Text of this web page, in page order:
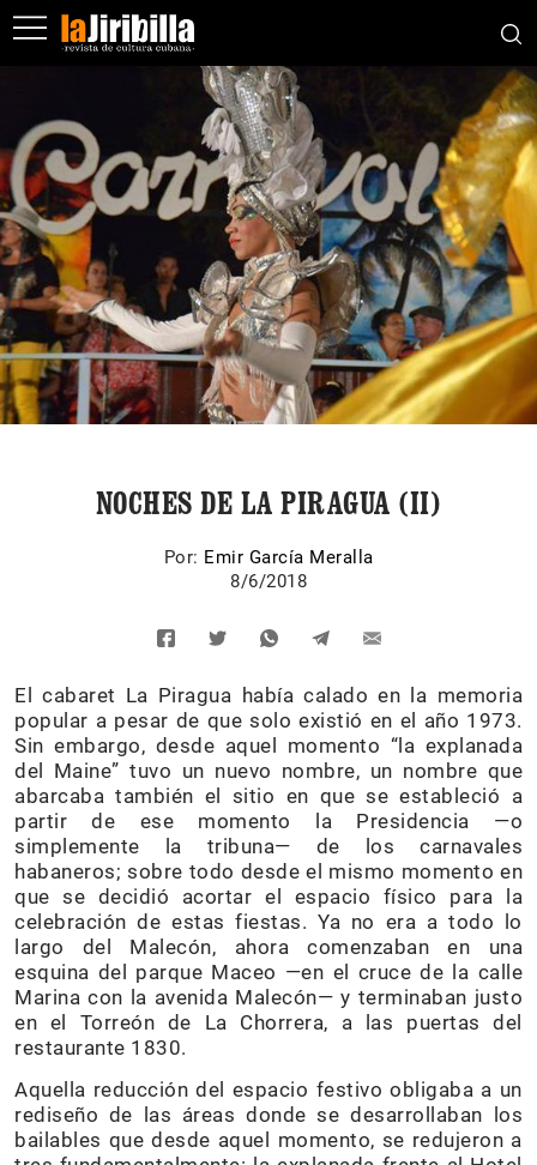
NOCHES DE LA PIRAGUA (II)
Por: Emir García Meralla
8/6/2018
El cabaret La Piragua había calado en la memoria
popular a pesar de que solo existió en el año 1973.
Sin embargo, desde aquel momento “la explanada
del Maine” tuvo un nuevo nombre, un nombre que
abarcaba también el sitio en que se estableció a
partir de ese momento la Presidencia —o
simplemente la tribuna— de los carnavales
habaneros; sobre todo desde el mismo momento en
que se decidió acortar el espacio físico para la
celebración de estas fiestas. Ya no era a todo lo
largo del Malecón, ahora comenzaban en una
esquina del parque Maceo —en el cruce de la calle
Marina con la avenida Malecón— y terminaban justo
en el Torreón de La Chorrera, a las puertas del
restaurante 1830.
Aquella reducción del espacio festivo obligaba a un
rediseño de las áreas donde se desarrollaban los
bailables que desde aquel momento, se redujeron a